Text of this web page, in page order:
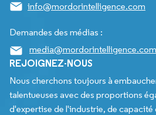
info@mordorintelligence.com
Demandes des médias :
media@mordorintelligence.com
REJOIGNEZ-NOUS
Nous cherchons toujours à
talentueuses avec des proportions
d'expertise de l'industrie, de capacité